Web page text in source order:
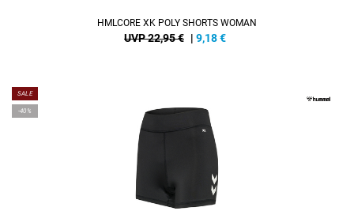
HMLCORE XK POLY SHORTS WOMAN
UVP 22,95 € | 9,18€
SALE
-40%